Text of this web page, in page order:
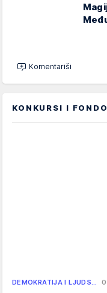
Komentariši
KONKURSI I
DEMOKRATIJA I LJUDS…